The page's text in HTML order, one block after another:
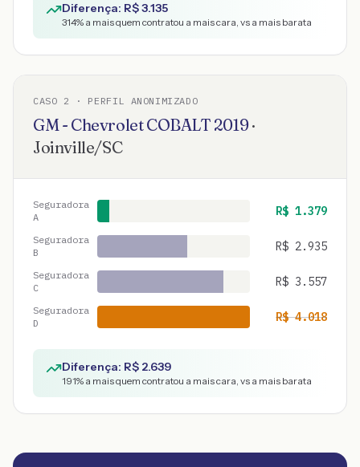
Diferença: R$3.135
314% a mais quem contratou a mais cara, vs a mais barata
CASO 2 · PERFIL ANONIMIZADO
GM - ChevroletCOBALT 2019·
Joinville/SC
Seguradora
A
R$ 1.379
Seguradora
B
R$ 2.935
Seguradora
C
R$ 3.557
Seguradora
D
R$4.018
Diferença: R$ 2.639
191% a mais quem contratou a mais cara, vs a mais barata